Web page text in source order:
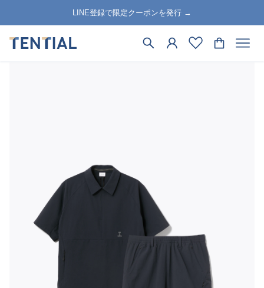
LINE登録で限定クーポンを発行 →